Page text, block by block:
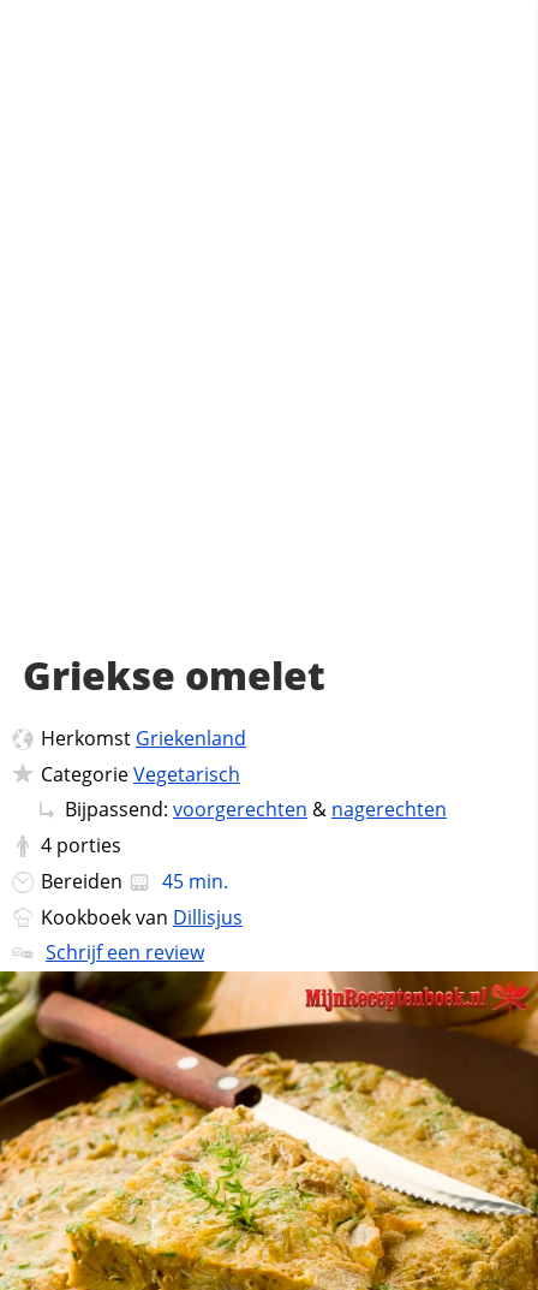
Griekse omelet
Herkomst Griekenland
CategorieVegetarisch
Bijpassend: voorgerechten & nagerechten
4 porties
Bereiden
45 min.
Kookboek van Dillisjus
Schrijf een review